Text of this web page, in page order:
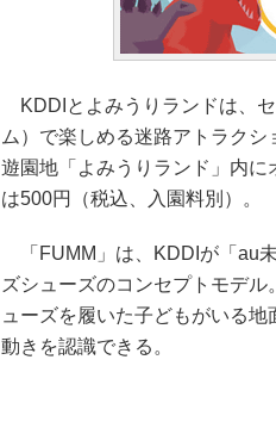
KDDIとよみうりランドは、
ム）で楽しめる迷路アトラク
遊園地「よみうりランド」内
は500円（税込、入園料別）。
「FUMM」は、KDDIが「au
ズシューズのコンセプトモデ
ューズを履いた子どもがいる
動きを認識できる。